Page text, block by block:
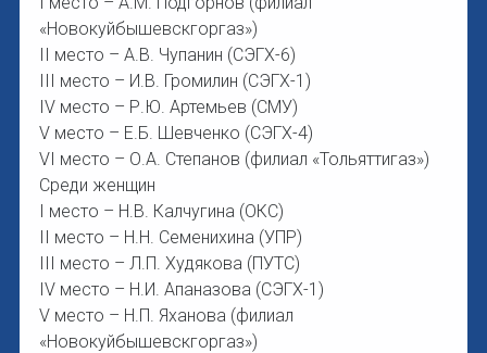
«Новокуйбышевскгоргаз»)
II место – А.В. Чупанин (СЭГХ-6)
III место – И.В. Громилин (СЭГХ-1)
IV место – Р.Ю. Артемьев (СМУ)
V место – Е.Б. Шевченко (СЭГХ-4)
VI место – О.А. Степанов (филиал «Тольяттигаз»)
Среди женщин
I место – Н.В. Калчугина (ОКС)
II место – Н.Н. Семенихина (УПР)
III место – Л.П. Худякова (ПУТС)
IV место – Н.И. Апаназова (СЭГХ-1)
V место – Н.П. Яханова (филиал
«Новокуйбышевскгоргаз»)